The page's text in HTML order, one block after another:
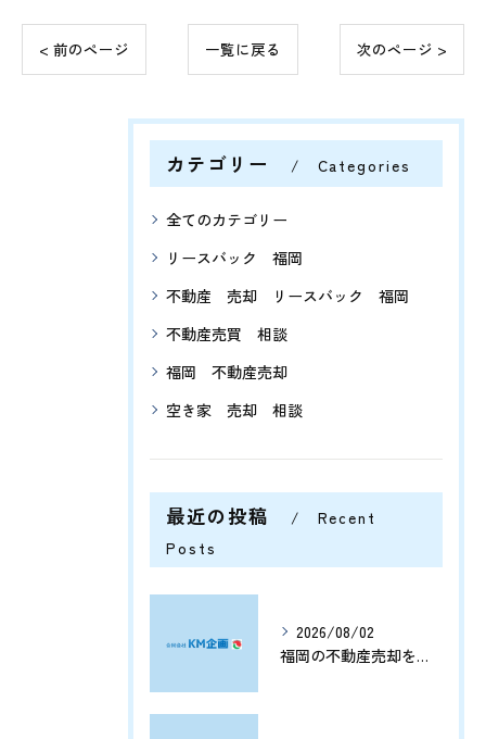
< 前のページ 一覧に戻る 次のページ >
カテゴリー Categories
全てのカテゴリー
リースバック 福岡
不動産 売却 リースバック 福岡
不動産売買 相談
福岡 不動産売却
空き家 売却 相談
最近の投稿
Recent
Posts
2026/08/02
福岡の不動産売却を分析する将来価格推移と有利なタイミングの見極め方